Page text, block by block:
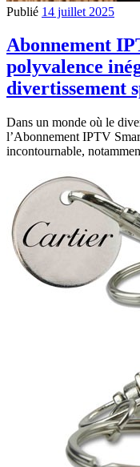
Publié 14 juillet 2025
Abonnement
polyvalence
divertissement
Dans un monde où le
l’Abonnement IPTV
incontournable,